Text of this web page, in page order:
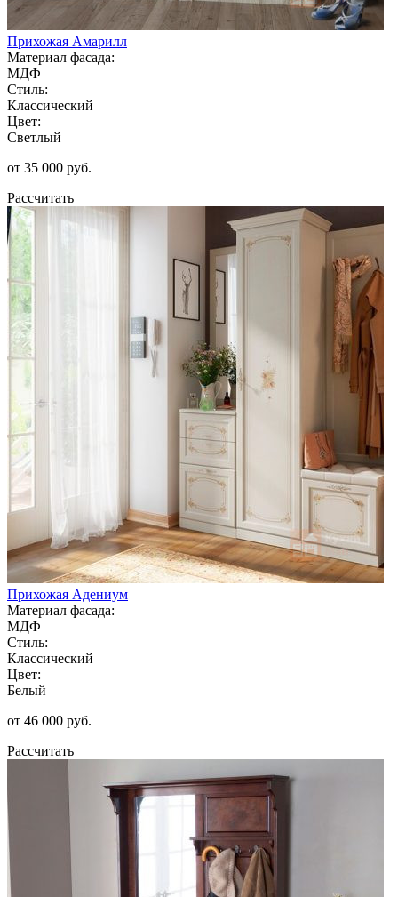
Прихожая Амарилл
Материал фасада:
МДФ
Стиль:
Классический
Цвет:
Светлый
от 35 000 руб.
Рассчитать
Прихожая Адениум
Материал фасада:
МДФ
Стиль:
Классический
Цвет:
Белый
от 46 000 руб.
Рассчитать